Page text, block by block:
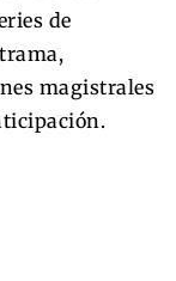
de
magistrales